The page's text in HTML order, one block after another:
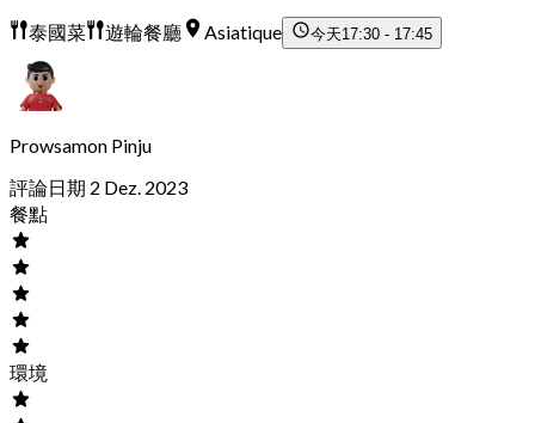
泰國菜 遊輪餐廳 Asiatique 今天17:30 - 17:45
Prowsamon Pinju
評論日期 2 Dez. 2023
餐點
環境